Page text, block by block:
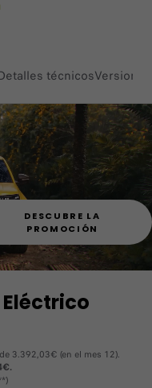
) técnicosVersiones
DESCUBRE LA
PROMOCIÓN
3.392,03€ (en el mes 12).